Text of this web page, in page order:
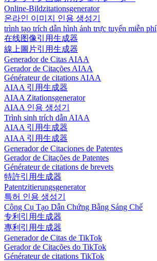
Online-Bildzitationsgenerator
온라인 이미지 인용 생성기
trình tạo trích dẫn hình ảnh trực tuyến miễn phí
在线图像引用生成器
線上圖片引用生成器
Generador de Citas AIAA
Gerador de Citações AIAA
Générateur de citations AIAA
AIAA 引用生成器
AIAA Zitationsgenerator
AIAA 인용 생성기
Trình sinh trích dẫn AIAA
AIAA 引用生成器
AIAA 引用生成器
Generador de Citaciones de Patentes
Gerador de Citações de Patentes
Générateur de citations de brevets
特許引用生成器
Patentzitierungsgenerator
특허 인용 생성기
Công Cụ Tạo Dẫn Chứng Bằng Sáng Chế
专利引用生成器
專利引用生成器
Generador de Citas de TikTok
Gerador de Citações do TikTok
Générateur de citations TikTok